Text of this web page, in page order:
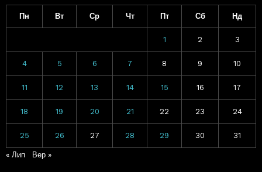
Пн Вт Ср Чт Пт Сб Нд
1 2 3
4 5 6 7 8 9 10
11 12 13 14 15 16 17
18 19 20 21 22 23 24
25 26 27 28 29 30 31
« Лип Вер »